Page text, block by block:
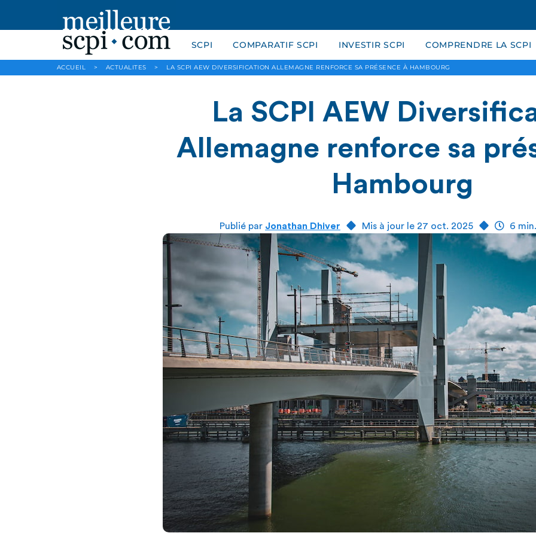
SCPI COMPARATIF SCPI INVESTIR SCPI COMPRENDRE LA SCPI
ACCUEIL > ACTUALITES > LA SCPI AEW DIVERSIFICATION ALLEMAGNE RENFORCE SA PRÉSENCE À HAMBOURG
La SCPI AEW
Allemagne renforce sa
Hambourg
Publié par Jonathan Dhiver Mis à jour le 27 oct. 2025 6